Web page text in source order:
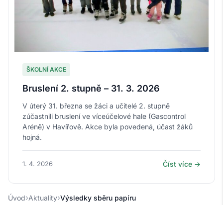
ŠKOLNÍ AKCE
Bruslení 2. stupně – 31. 3. 2026
V úterý 31. března se žáci a učitelé 2. stupně
zúčastnili bruslení ve víceúčelové hale (Gascontrol
Aréně) v Havířově. Akce byla povedená, účast žáků
hojná.
1. 4. 2026 Číst více →
Úvod›Aktuality›Výsledky sběru papíru